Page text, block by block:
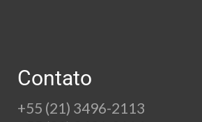
Contato
+55 (21) 3496-2113